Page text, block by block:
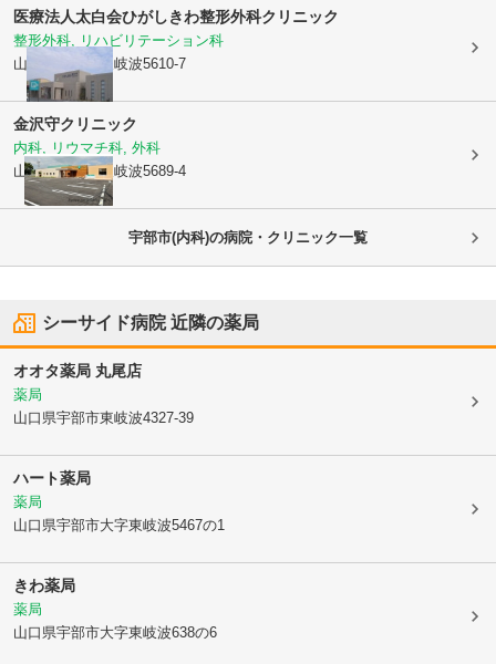
医療法人太白会ひがしきわ整形外科クリニック
整形外科, リハビリテーション科
山口県宇部市
東岐波5610-7
金沢守クリニック
内科, リウマチ科, 外科
山口県宇部市東岐波5689-4
宇部市(内科)の病院・クリニック一覧
シーサイド病院近隣の薬局
オオタ薬局 丸尾店
薬局
山口県宇部市東岐波4327-39
ハート薬局
薬局
山口県宇部市大字東岐波5467の1
きわ薬局
薬局
山口県宇部市大字東岐波638の6